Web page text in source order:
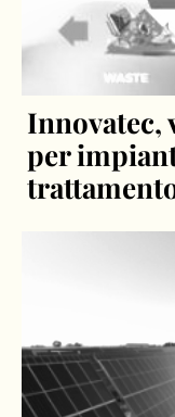
Innovatec,
per